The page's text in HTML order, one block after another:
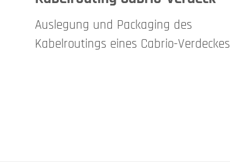
Auslegung und Packaging des
Kabelroutings eines Cabrio-Verdeckes